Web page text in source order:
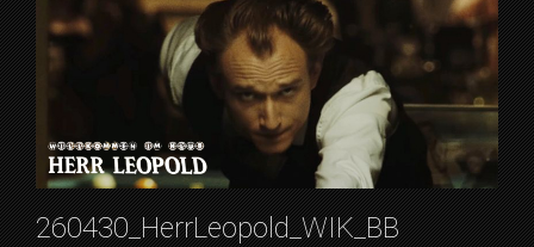
260430_HerrLeopold_WIK_BB